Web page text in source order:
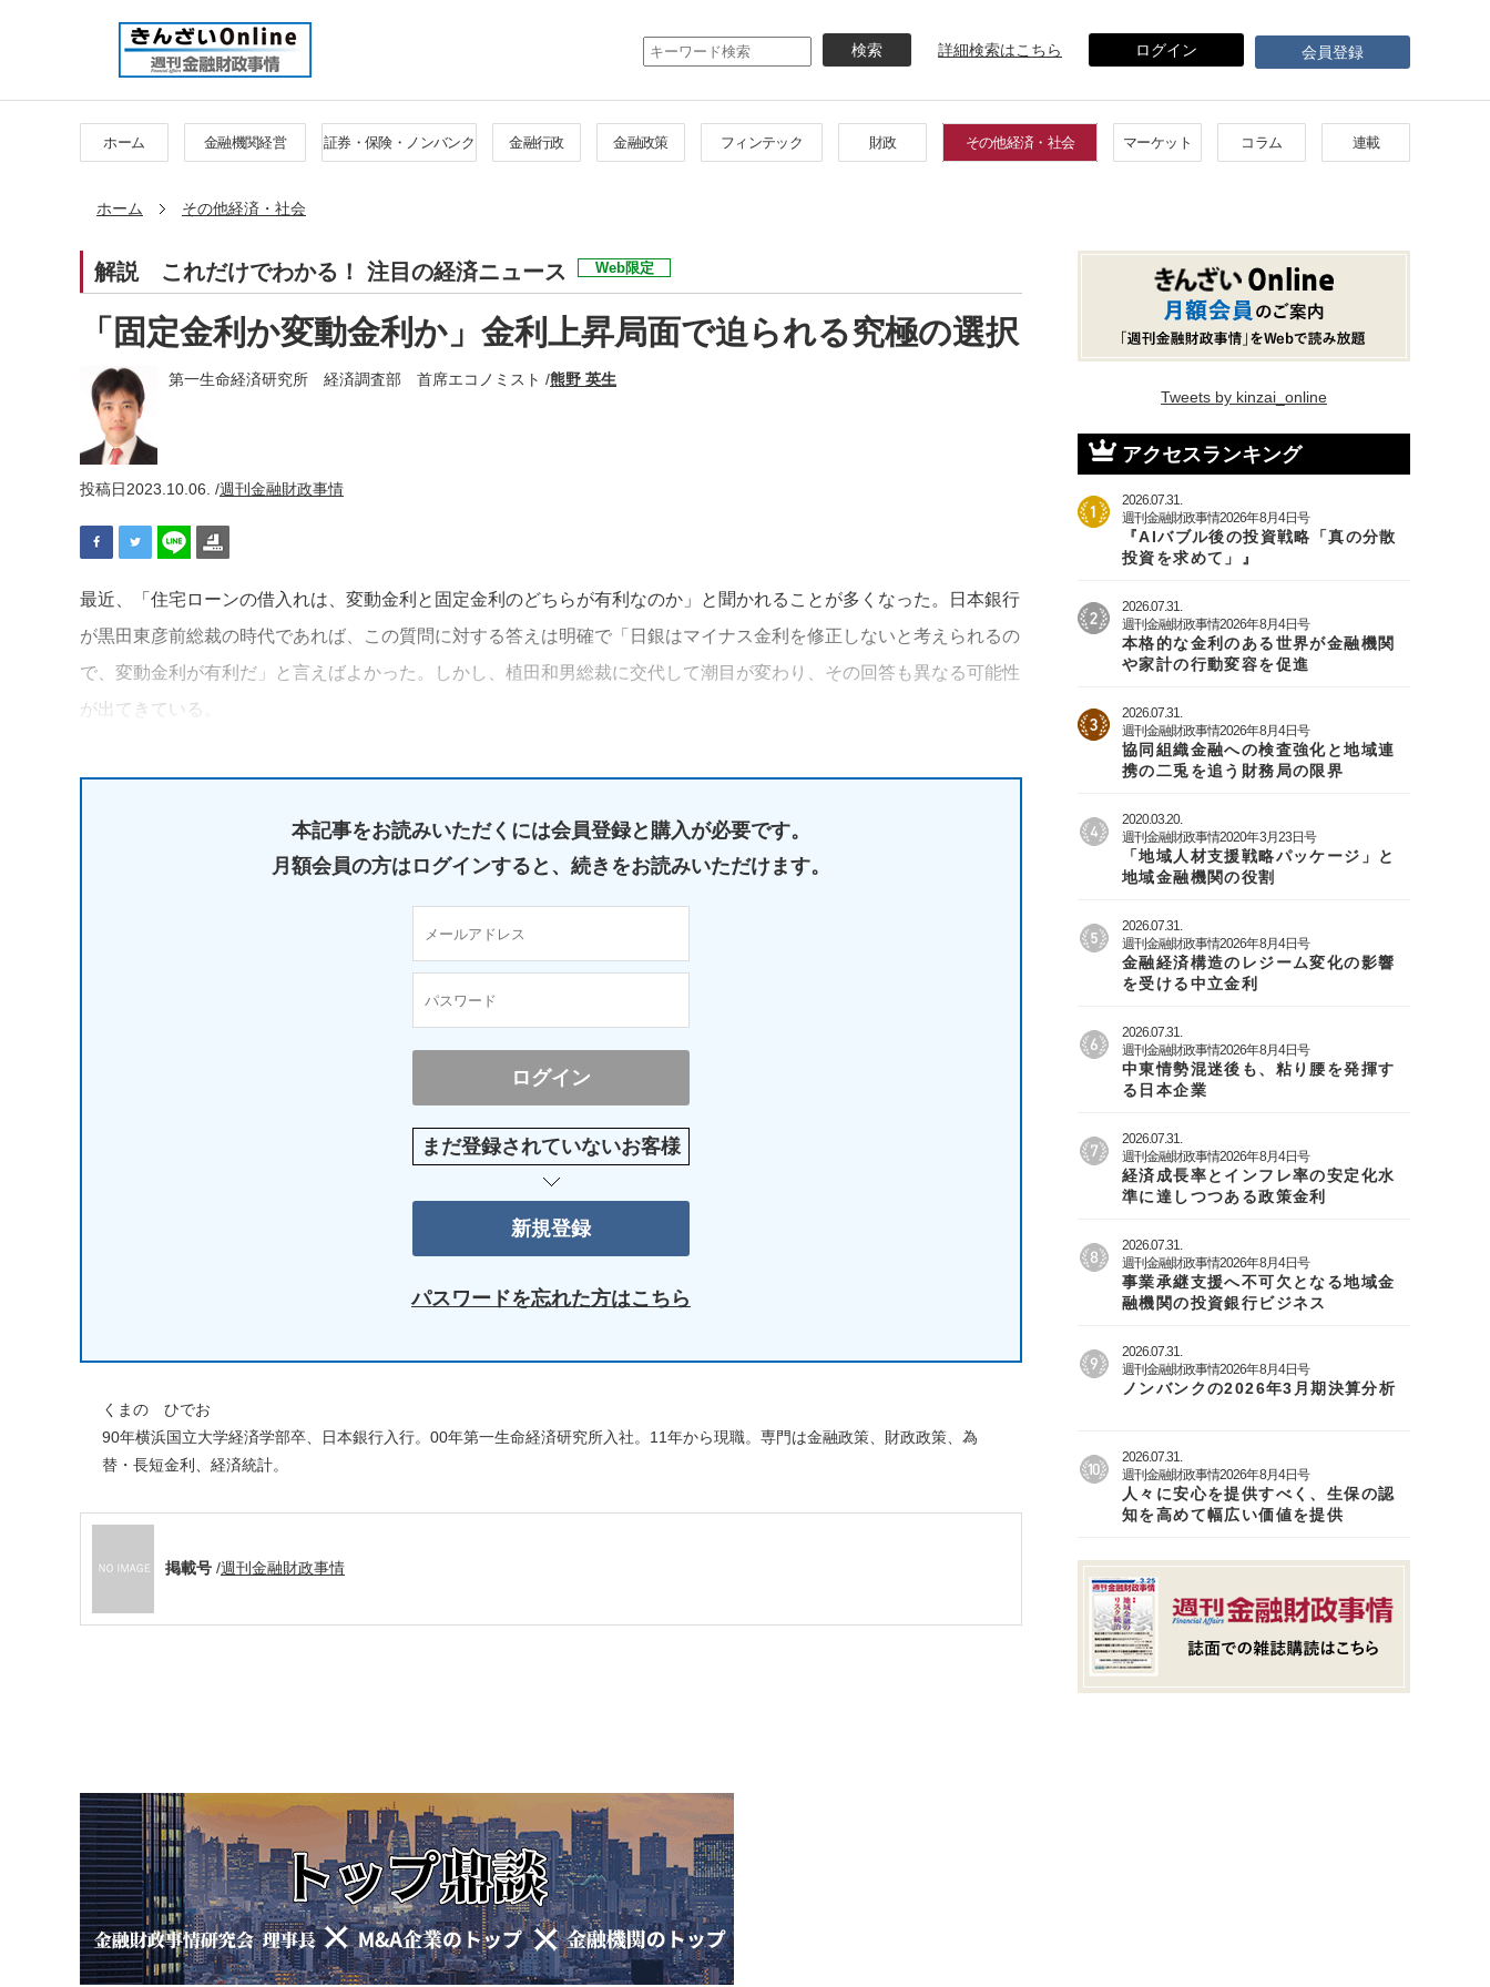
イ
ン
テ
ン
詳細検索はこちら ログイン 会員登録
ホーム 金融機関経営 証券・保険・ノンバンク 金融行政 金融政策 フィンテック 財政 その他経済・社会 マーケット コラム 連載
ホーム その他経済・社会
解説 これだけでわかる！ 注目の経済ニュース Web限定
「固定金利か変動金利か」金利上昇局面で迫られる究極の選択
第一生命経済研究所 経済調査部 首席エコノミスト /熊野 英生
投稿日2023.10.06. /週刊金融財政事情
最近、「住宅ローンの借入れは、変動金利と固定金利のどちらが有利なのか」と聞かれることが多くなった。日本銀行
が黒田東彦前総裁の時代であれば、この質問に対する答えは明確で「日銀はマイナス金利を修正しないと考えられるの
で、変動金利が有利だ」と言えばよかった。しかし、植田和男総裁に交代して潮目が変わり、その回答も異なる可能性
が出てきている。
本記事をお読みいただくには会員登録と購入が必要です。
月額会員の方はログインすると、 続きをお読みいただけます。
まだ登録されていないお客様
パスワードを忘れた方はこちら
くまの ひでお
90年横浜国立大学経済学部卒、日本銀行入行。00年第一生命経済研究所入社。11年から現職。専門は金融政策、財政政策、為
替・長短金利、経済統計。
掲載号 /週刊金融財政事情
Tweets by kinzai_online
アクセスランキング
2026.07.31.
週刊金融財政事情2026年8月4日号
『AIバブル後の投資戦略「真の分散
投資を求めて」』
2026.07.31.
週刊金融財政事情2026年8月4日号
本格的な金利のある世界が金融機関
や家計の行動変容を促進
2026.07.31.
週刊金融財政事情2026年8月4日号
協同組織金融への検査強化と地域連
携の二兎を追う財務局の限界
2020.03.20.
週刊金融財政事情2020年3月23日号
「地域人材支援戦略パッケージ」と
地域金融機関の役割
2026.07.31.
週刊金融財政事情2026年8月4日号
金融経済構造のレジーム変化の影響
を受ける中立金利
2026.07.31.
週刊金融財政事情2026年8月4日号
中東情勢混迷後も、粘り腰を発揮す
る日本企業
2026.07.31.
週刊金融財政事情2026年8月4日号
経済成長率とインフレ率の安定化水
準に達しつつある政策金利
2026.07.31.
週刊金融財政事情2026年8月4日号
事業承継支援へ不可欠となる地域金
融機関の投資銀行ビジネス
2026.07.31.
週刊金融財政事情2026年8月4日号
ノンバンクの2026年3月期決算分析
2026.07.31.
週刊金融財政事情2026年8月4日号
人々に安心を提供すべく、生保の認
知を高めて幅広い価値を提供